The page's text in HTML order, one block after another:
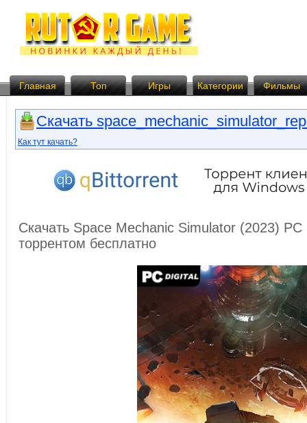
Главная Топ Игры Категории Фильмы
Скачать
Как тут качать?
Скачать Space Mechanic Simulator (2023)
торрентом бесплатно